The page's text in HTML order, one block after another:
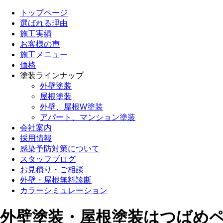
トップページ
選ばれる理由
施工実績
お客様の声
施工メニュー
価格
塗装ラインナップ
外壁塗装
屋根塗装
外壁、屋根W塗装
アパート、マンション塗装
会社案内
採用情報
感染予防対策について
スタッフブログ
お見積り・ご相談
外壁・屋根無料診断
カラーシミュレーション
外壁塗装・屋根塗装はつばめ